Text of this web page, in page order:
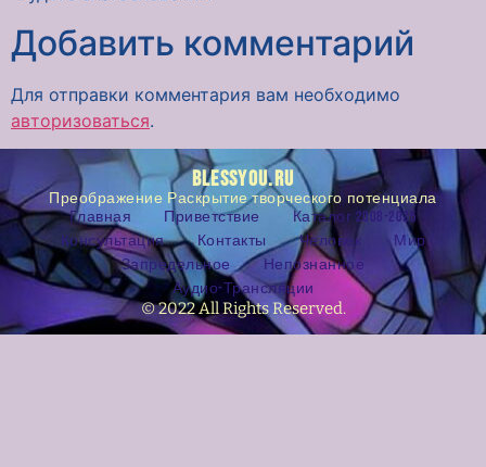
Добавить комментарий
Для отправки комментария вам необходимо
авторизоваться.
BLESSYOU.RU
Преображение Раскрытие творческого потенциала
Главная
Приветствие
Каталог 2008-2025
Консультация
Контакты Человек
Мир
Запредельное
Непознанное
Аудио-Трансляции
© 2022 All Rights Reserved.